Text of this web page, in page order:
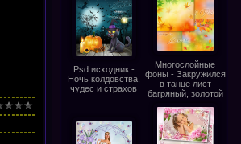
Psd исходник -
Ночь колдовства,
чудес и страхов
Многослойные
фоны - Закружился
в танце лист
багряный, золотой